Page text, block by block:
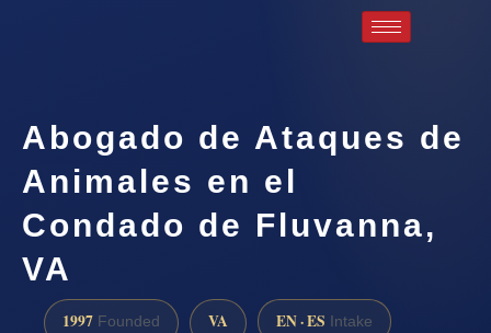
Abogado de Ataques de
Animales en el
Condado de Fluvanna,
VA
1997 Founded VA EN · ES Intake